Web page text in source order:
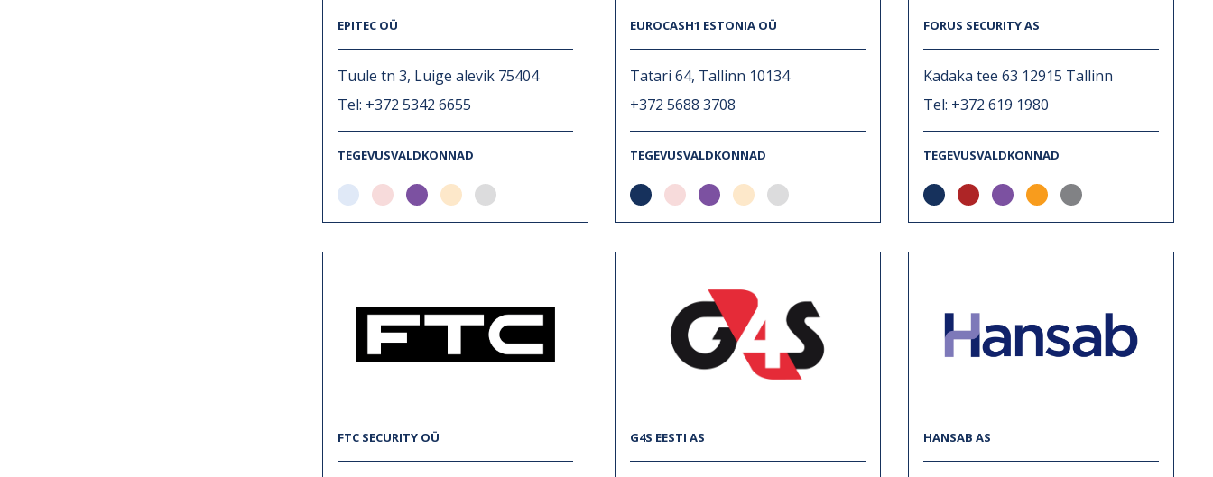
EPITEC OÜ
Tuule tn 3, Luige alevik 75404
Tel: +372 5342 6655
TEGEVUSVALDKONNAD
EUROCASH1 ESTONIA OÜ
Tatari 64, Tallinn 10134
+372 5688 3708
TEGEVUSVALDKONNAD
FORUS SECURITY AS
Kadaka tee 63 12915 Tallinn
Tel: +372 619 1980
TEGEVUSVALDKONNAD
FTC SECURITY OÜ G4S EESTI AS HANSAB AS